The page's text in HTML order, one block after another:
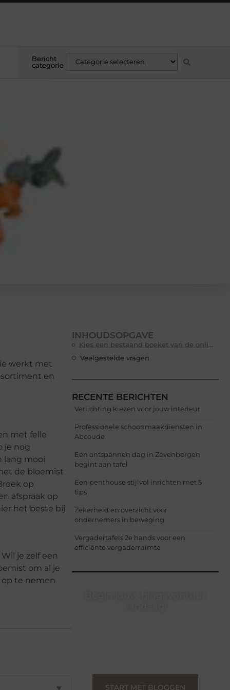
Bericht
categorie
werkt met
en
met felle
je nog
lang mooi
de bloemist
op
afspraak op
het beste bij
je zelf een
om al je
te nemen
INHOUDSOPGAVE
Veelgestelde vragen
RECENTE BERICHTEN
Verlichting kiezen voor jouw interieur
Professionele schoonmaakdiensten in
Abcoude
Een ontspannen dag in Zevenbergen
begint aan tafel
Een penthouse stijlvol inrichten met 5
tips
Zekerheid en overzicht voor
ondernemers in beweging
Vergadertafels 2e hands voor een
efficiënte vergaderruimte
START MET BLOGGEN